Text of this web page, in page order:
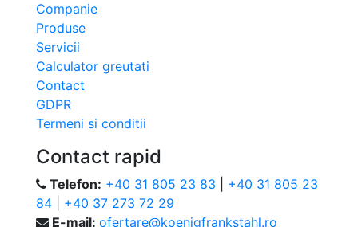
Companie
Produse
Servicii
Calculator greutati
Contact
GDPR
Termeni si conditii
Contact rapid
Telefon: +40 31 805 23 83
+40 31 805 23
84
+40 37 273 72 29
E-mail: ofertare@koenigfrankstahl.ro